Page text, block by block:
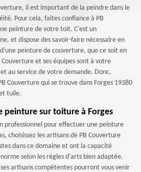
il est important de la peindre dans le
Pour cela, faites confiance à PB
peinture de votre toit. C'est un
et dispose des savoir-faire nécessaire en
peinture de couverture, que ce soit en
et ses équipes sont à votre
au service de votre demande. Donc,
Couverture qui se trouve dans Forges 19380
tuile.
peinture sur toiture à Forges
professionnel pour effectuer une peinture
choisissez les artisans de PB Couverture
dans ce domaine et ont la capacité
selon les règles d'arts bien adaptée.
artisans compétentes pourront vous venir